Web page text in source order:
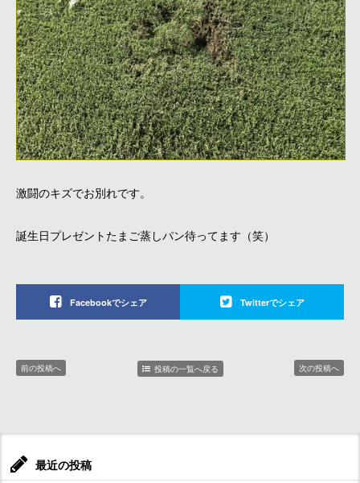
激闘のキズでお別れです。
誕生日プレゼントたまご蒸しパン待ってます（笑）
Facebookでシェア Twitterでシェア
前の投稿へ 投稿の一覧へ戻る 次の投稿へ
最近の投稿